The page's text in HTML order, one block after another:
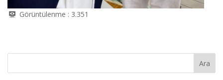
Görüntülenme : 3.351